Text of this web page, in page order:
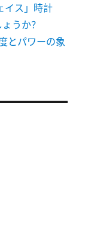
イス」時計
うか？
とパワーの象